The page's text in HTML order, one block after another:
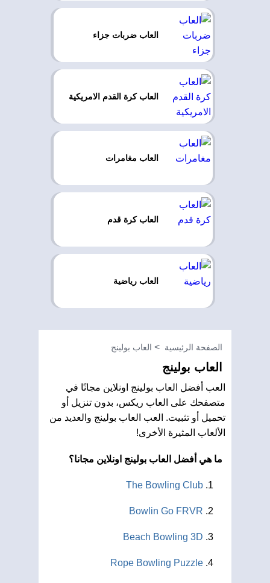
العاب ضربات جزاء
العاب كرة القدم الامريكية
العاب مغامرات
العاب كرة قدم
العاب رياضية
الصفحة الرئيسية العاب بولينج
العاب بولينج
العب أفضل العاب بولينج اونلاين مجانًا في
متصفحك على العاب ريكس، بدون تنزيل أو
تحميل أو تثبيت. العب العاب بولينج والعديد من
الألعاب المثيرة الأخرى!
ما هي أفضل العاب بولينج اونلاين مجانا؟
The Bowling Club
Bowlin Go FRVR
Beach Bowling 3D
Rope Bowling Puzzle